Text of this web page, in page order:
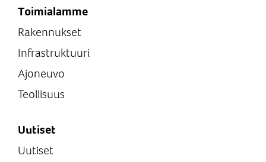
Toimialamme
Rakennukset
Infrastruktuuri
Ajoneuvo
Teollisuus
Uutiset
Uutiset